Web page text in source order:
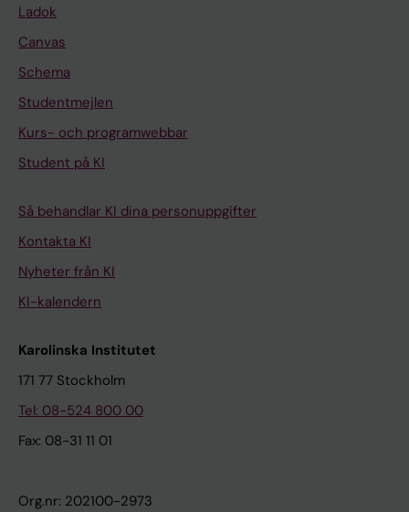
Ladok
Canvas
Schema
Studentmejlen
Kurs- och programwebbar
Student på KI
Så behandlar KI dina personuppgifter
Kontakta KI
Nyheter från KI
KI-kalendern
Karolinska Institutet
171 77 Stockholm
Tel: 08-524 800 00
Fax: 08-31 11 01
Org.nr: 202100-2973